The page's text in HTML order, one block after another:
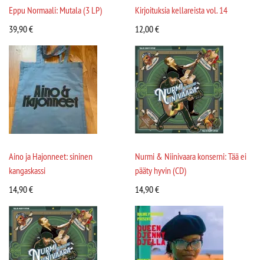
Eppu Normaali: Mutala (3 LP)
39,90€
Kirjoituksia kellareista vol. 14
12,00€
Aino ja Hajonneet: sininen
kangaskassi
14,90€
Nurmi & Niinivaara konserni: Tää ei
pääty hyvin (CD)
14,90€